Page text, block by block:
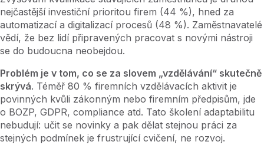
nejčastější investiční prioritou firem (44 %), hned za
automatizací a digitalizací procesů (48 %). Zaměstnavatelé
vědí, že bez lidí připravených pracovat s novými nástroji
se do budoucna neobejdou.
Problém je v tom, co se za slovem „vzdělávání“ skutečně
skrývá. Téměř 80 % firemních vzdělávacích aktivit je
povinných kvůli zákonným nebo firemním předpisům, jde
o BOZP, GDPR, compliance atd. Tato školení adaptabilitu
nebudují: učit se novinky a pak dělat stejnou práci za
stejných podmínek je frustrující cvičení, ne rozvoj.